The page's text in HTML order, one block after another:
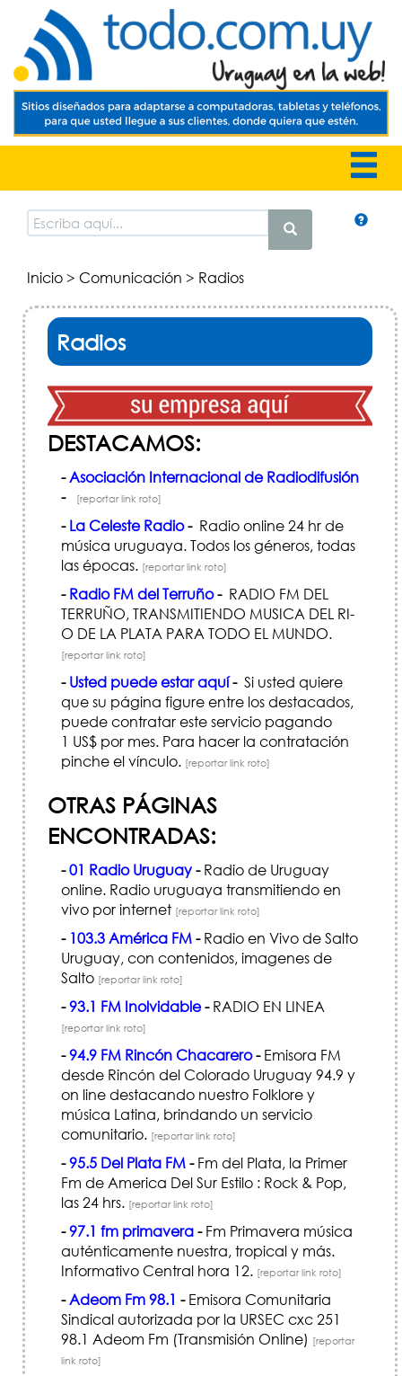
Inicio> Comunicación > Radios
Radios
DESTACAMOS:
-Asociación Internacional de Radiodifusión
-
[reportar link roto]
- La Celeste Radio-Radio online 24 hr de
música uruguaya. Todos los géneros, todas
las épocas. [reportar link roto]
- Radio FM del Terruño-RADIO FM DEL
TERRUÑO, TRANSMITIENDO MUSICA DEL RI­
O DE LA PLATA PARA TODO EL MUNDO.
[reportar link roto]
- Usted puede estar aquí-Si usted quiere
que su página figure entre los destacados,
puede contratar este servicio pagando
1 US$ por mes. Para hacer la contratación
pinche el vínculo. [reportar link roto]
OTRAS PÁGINAS
ENCONTRADAS:
-01 Radio Uruguay-Radio de Uruguay
online. Radio uruguaya transmitiendo en
vivo por internet [reportar link roto]
- 103.3 América FM-Radio en Vivo de Salto
Uruguay, con contenidos, imagenes de
Salto [reportar link roto]
-93.1 FM Inolvidable-RADIO EN LINEA
[reportar link roto]
-94.9 FM Rincón Chacarero-Emisora FM
desde Rincón del Colorado Uruguay 94.9 y
on line destacando nuestro Folklore y
música Latina, brindando un servicio
comunitario. [reportar link roto]
-95.5 Del Plata FM-Fm del Plata, la Primer
Fm de America Del Sur Estilo : Rock & Pop,
las 24 hrs. [reportar link roto]
-97.1 fm primavera-Fm Primavera música
auténticamente nuestra, tropical y más.
Informativo Central hora 12. [reportar link roto]
-Adeom Fm 98.1 -Emisora Comunitaria
Sindical autorizada por la URSEC cxc 251
98.1 Adeom Fm (Transmisión Online) [reportar
link roto]